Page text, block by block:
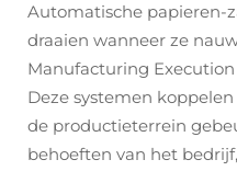
Automatische papieren-
draaien wanneer ze
Manufacturing Execution
Deze systemen
de productieterrein
behoeften van het